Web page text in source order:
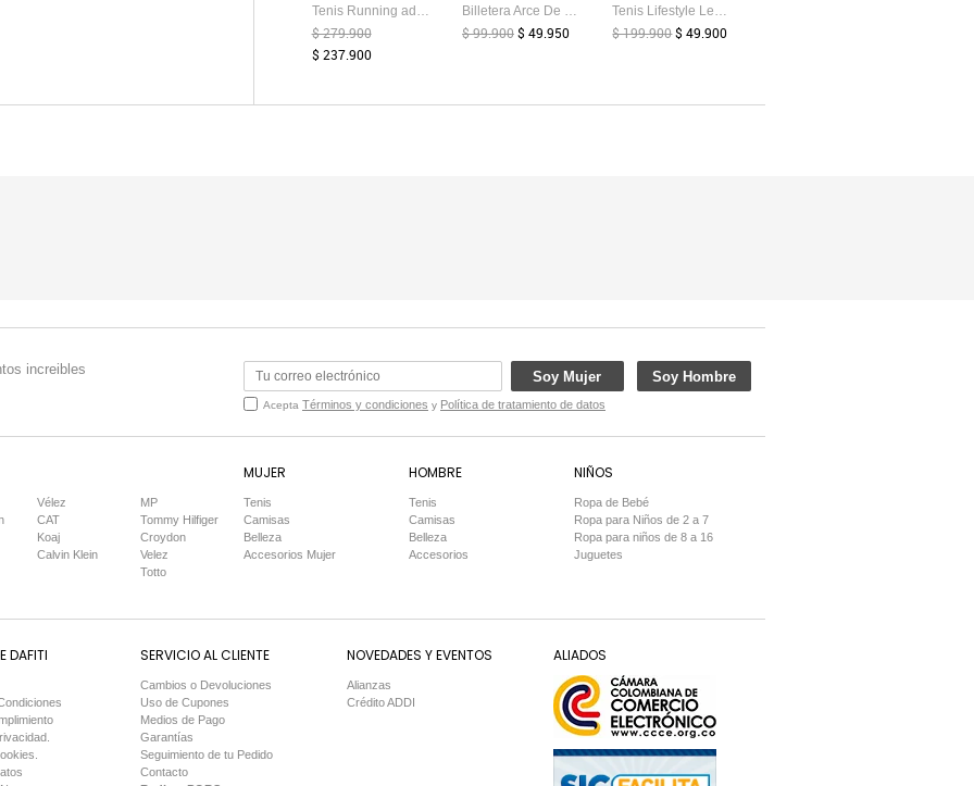
$ 279.900
$ 237.900
$ 99.900$ 49.950 $ 199.900$ 49.900
increibles Soy Mujer Soy Hombre
Acepta Términos y condiciones y Política de tratamiento de datos
Vélez
CAT
Koaj
Calvin Klein
MP
Tommy Hilfiger
Croydon
Velez
Totto
MUJER
Tenis
Camisas
Belleza
Accesorios Mujer
HOMBRE
Tenis
Camisas
Belleza
Accesorios
NIÑOS
Ropa de Bebé
Ropa para Niños de 2 a 7
Ropa para niños de 8 a 16
Juguetes
DAFITI SERVICIO AL CLIENTE
Cambios o Devoluciones
Uso de Cupones
Medios de Pago
Garantías
Seguimiento de tu Pedido
Contacto
NOVEDADES Y EVENTOS
Alianzas
Crédito ADDI
ALIADOS